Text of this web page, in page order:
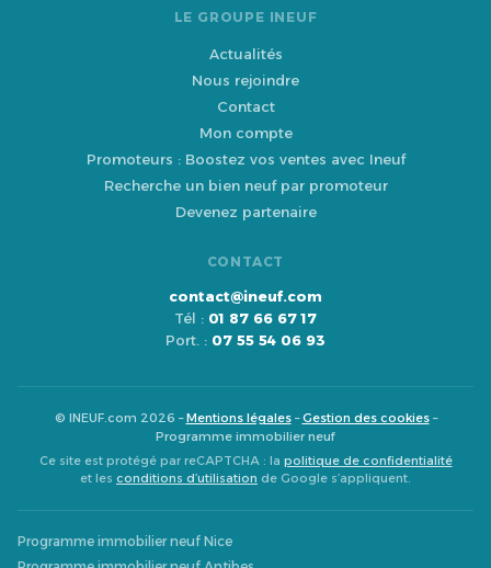
LE GROUPE INEUF
Actualités
Nous rejoindre
Contact
Mon compte
Promoteurs : Boostez vos ventes avec Ineuf
Recherche un bien neuf par promoteur
Devenez partenaire
CONTACT
contact@ineuf.com
Tél : 01 87 66 67 17
Port. : 07 55 54 06 93
© INEUF.com 2026 –Mentions légales–Gestion des cookies–
Programme immobilier neuf
Ce site est protégé par reCAPTCHA : la politique de confidentialité
et les conditions d’utilisation de Google s’appliquent.
Programme immobilier neuf Nice